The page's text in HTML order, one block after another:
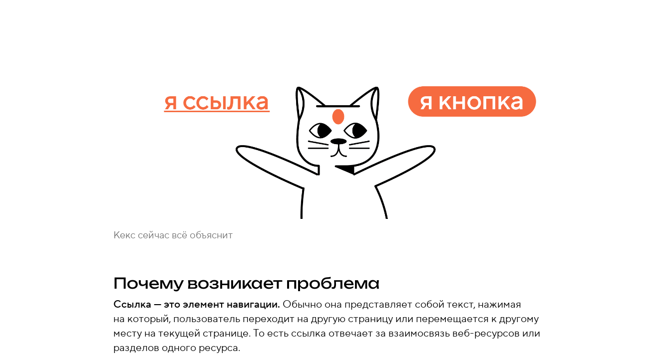
Кекс сейчас всё объяснит
Почему возникает проблема
Ссылка — это элемент навигации. Обычно она представляет собой текст, нажимая
на который, пользователь переходит на другую страницу или перемещается к другому
месту на текущей странице. То есть ссылка отвечает за взаимосвязь веб-ресурсов или
разделов одного ресурса.